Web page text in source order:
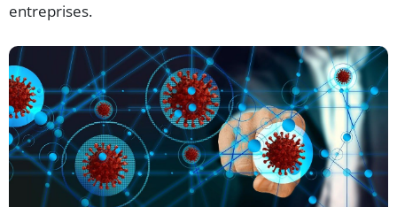
entreprises.